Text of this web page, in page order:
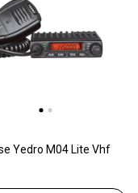
Yedro M04 Lite Vhf